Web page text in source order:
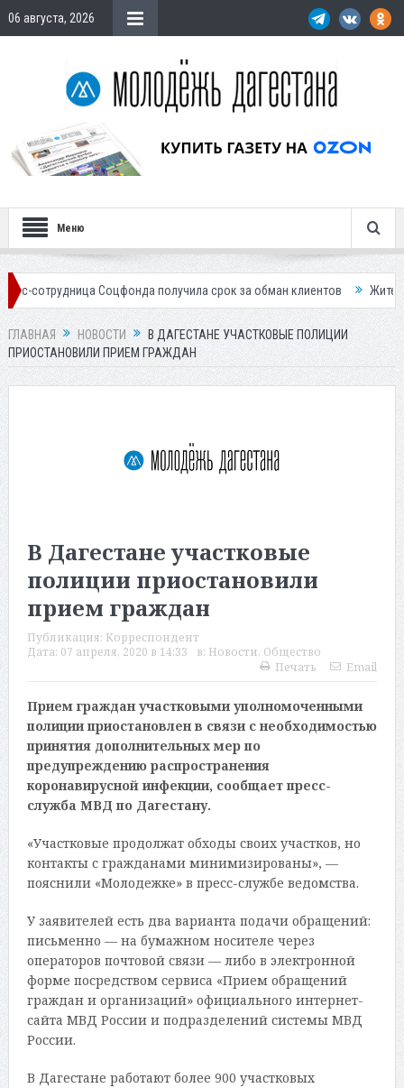
06 августа, 2026
Меню
Соцфонда получила срок за обман клиентов Жителей
ГЛАВНАЯ НОВОСТИ
В ДАГЕСТАНЕ УЧАСТКОВЫЕ ПОЛИЦИИ
ПРИОСТАНОВИЛИ ПРИЕМ ГРАЖДАН
В Дагестане участковые
полиции приостановили
прием граждан
Публикация: Корреспондент
Дата: 07 апреля, 2020 в 14:33 в: Новости, Общество
Печать
Email
Прием граждан участковыми уполномоченными
полиции приостановлен в связи с необходимостью
принятия дополнительных мер по
предупреждению распространения
коронавирусной инфекции, сообщает пресс-
служба МВД по Дагестану.
«Участковые продолжат обходы своих участков, но
контакты с гражданами минимизированы», —
пояснили «Молодежке» в пресс-службе ведомства.
У заявителей есть два варианта подачи обращений:
письменно — на бумажном носителе через
операторов почтовой связи — либо в электронной
форме посредством сервиса «Прием обращений
граждан и организаций» официального интернет-
сайта МВД России и подразделений системы МВД
России.
В Дагестане работают более 900 участковых